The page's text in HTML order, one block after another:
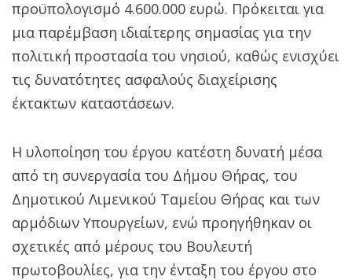
προϋπολογισμό 4.600.000 ευρώ. Πρόκειται για
μια παρέμβαση ιδιαίτερης σημασίας για την
πολιτική προστασία του νησιού, καθώς ενισχύει
τις δυνατότητες ασφαλούς διαχείρισης
έκτακτων καταστάσεων.
Η υλοποίηση του έργου κατέστη δυνατή μέσα
από τη συνεργασία του Δήμου Θήρας, του
Δημοτικού Λιμενικού Ταμείου Θήρας και των
αρμόδιων Υπουργείων, ενώ προηγήθηκαν οι
σχετικές από μέρους του Βουλευτή
πρωτοβουλίες, για την ένταξη του έργου στο